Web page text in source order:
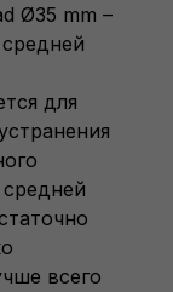
Ø35 mm –
для
всего